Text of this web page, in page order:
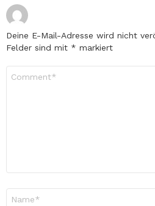
Deine E-Mail-Adresse wird nicht
Felder sind mit * markiert